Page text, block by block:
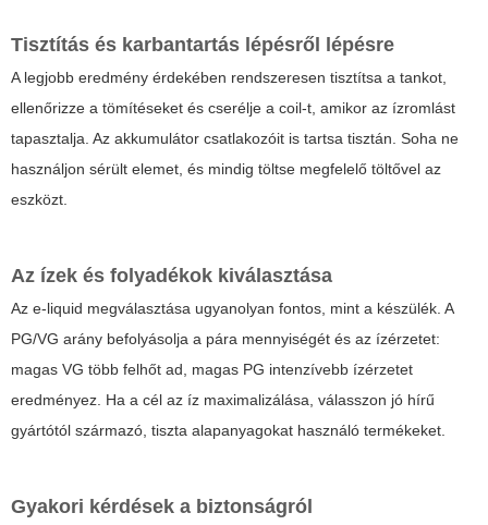
Tisztítás és karbantartás lépésről lépésre
A legjobb eredmény érdekében rendszeresen tisztítsa a tankot,
ellenőrizze a tömítéseket és cserélje a coil-t, amikor az ízromlást
tapasztalja. Az akkumulátor csatlakozóit is tartsa tisztán. Soha ne
használjon sérült elemet, és mindig töltse megfelelő töltővel az
eszközt.
Az ízek és folyadékok kiválasztása
Az e-liquid megválasztása ugyanolyan fontos, mint a készülék. A
PG/VG arány befolyásolja a pára mennyiségét és az ízérzetet:
magas VG több felhőt ad, magas PG intenzívebb ízérzetet
eredményez. Ha a cél az íz maximalizálása, válasszon jó hírű
gyártótól származó, tiszta alapanyagokat használó termékeket.
Gyakori kérdések a biztonságról